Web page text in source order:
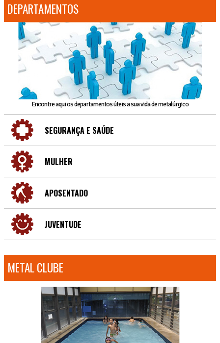
DEPARTAMENTOS
Encontre aqui os departamentos úteis a sua vida de metalúrgico
SEGURANÇA E SAÚDE
MULHER
APOSENTADO
JUVENTUDE
METAL CLUBE